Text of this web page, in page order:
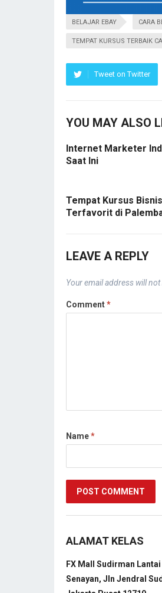
BELAJAR EBAY CARA
TEMPAT KURSUS TERBAIK
Tweet on Twitter
YOU MAY ALSO
Internet Marketer
Saat Ini
Tempat Kursus
Terfavorit di
LEAVE A REPLY
Your email address will not
Comment*
Name*
ALAMAT KELAS
FX Mall Sudirman
Senayan, Jln Jendral